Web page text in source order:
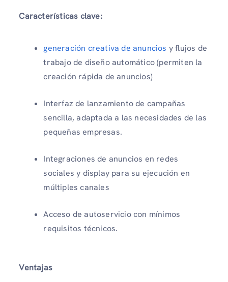
Características clave:
generación creativa de anuncios y flujos de
trabajo de diseño automático (permiten la
creación rápida de anuncios)
Interfaz de lanzamiento de campañas
sencilla, adaptada a las necesidades de las
pequeñas empresas.
Integraciones de anuncios en redes
sociales y display para su ejecución en
múltiples canales
Acceso de autoservicio con mínimos
requisitos técnicos.
Ventajas